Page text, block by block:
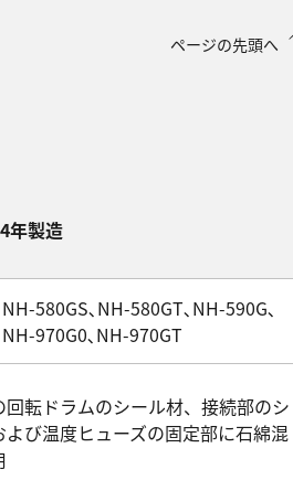
ページの先頭へ
年製造
580GS､NH-580GT､NH-590G､
970G0､NH-970GT
回転ドラムのシール材、接続部のシ
よび温度ヒューズの固定部に石綿混